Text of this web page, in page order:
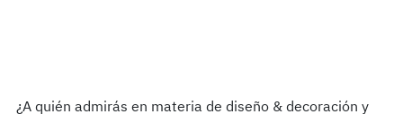
¿A quién admirás en materia de diseño & decoración y